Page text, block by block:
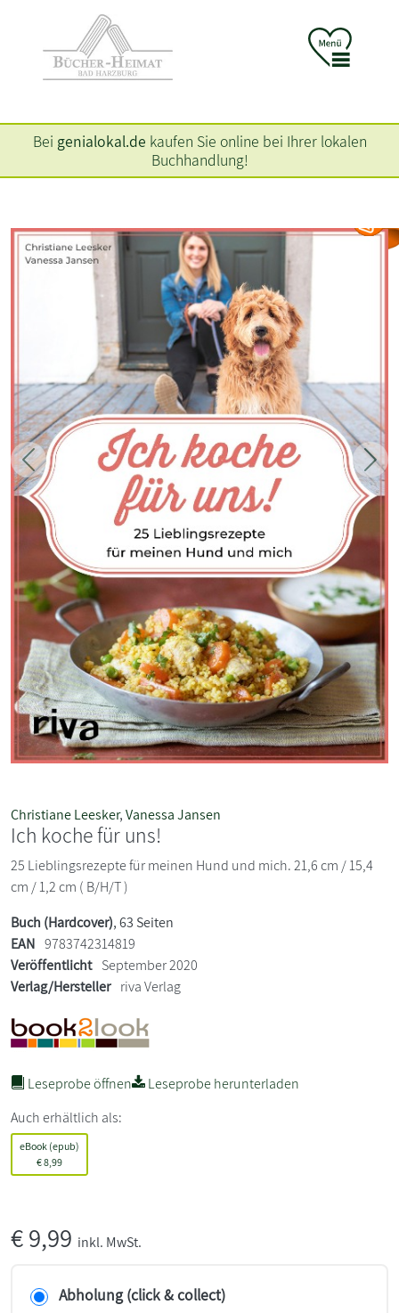
Bei genialokal.de kaufen Sie online bei Ihrer lokalen
Buchhandlung!
Zurück
Christiane Leesker,Vanessa Jansen
Ich koche für uns!
25 Lieblingsrezepte für meinen Hund und mich. 21,6 cm / 15,4
cm / 1,2 cm ( B/H/T )
Buch (Hardcover), 63 Seiten
EAN 9783742314819
Veröffentlicht September 2020
Verlag/Hersteller riva Verlag
Leseprobe öffnen
Leseprobe herunterladen
Auch erhältlich als:
eBook (epub)
€8,99
€9,99 inkl. MwSt.
Abholung (click & collect)